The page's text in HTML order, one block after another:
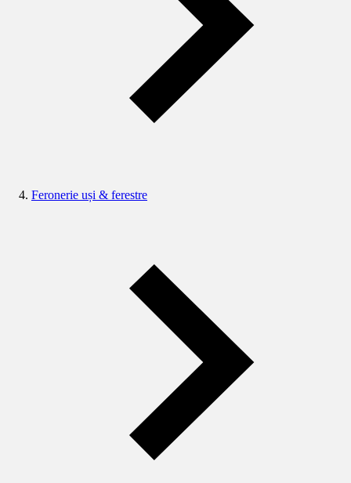
Feronerie uși & ferestre